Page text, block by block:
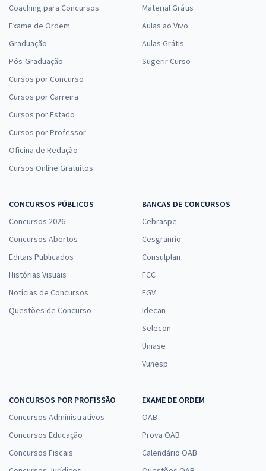
Coaching para Concursos
Exame de Ordem
Graduação
Pós-Graduação
Cursos por Concurso
Cursos por Carreira
Cursos por Estado
Cursos por Professor
Oficina de Redação
Cursos Online Gratuitos
Material Grátis
Aulas ao Vivo
Aulas Grátis
Sugerir Curso
CONCURSOS PÚBLICOS
Concursos 2026
Concursos Abertos
Editais Publicados
Histórias Visuais
Notícias de Concursos
Questões de Concurso
BANCAS DE CONCURSOS
Cebraspe
Cesgranrio
Consulplan
FCC
FGV
Idecan
Selecon
Uniase
Vunesp
CONCURSOS POR PROFISSÃO
Concursos Administrativos
Concursos Educação
Concursos Fiscais
EXAME DE ORDEM
OAB
Prova OAB
Calendário OAB